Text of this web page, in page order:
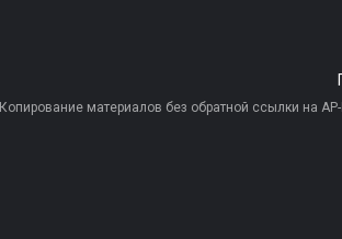
Копирование материалов без обратной ссылки на